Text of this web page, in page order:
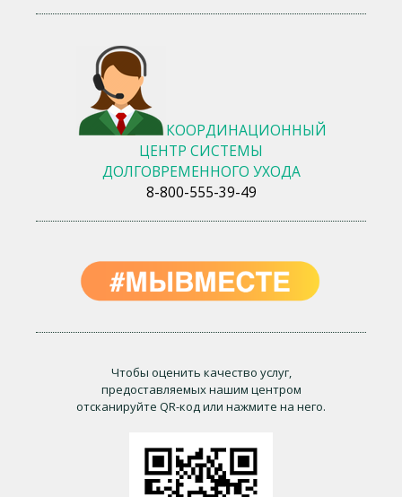
КООРДИНАЦИОННЫЙ
ЦЕНТР СИСТЕМЫ
ДОЛГОВРЕМЕННОГО УХОДА
8-800-555-39-49
Чтобы оценить качество услуг,
предоставляемых нашим центром
отсканируйте QR-код или нажмите на него.